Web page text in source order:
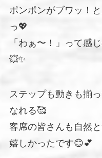
ポンポンがブワッ！
っ💖
「わぁ〜！」って感
💥✨
ステップも動きも揃
なれる🥰
客席の皆さんも自然
嬉しかったです😊💕